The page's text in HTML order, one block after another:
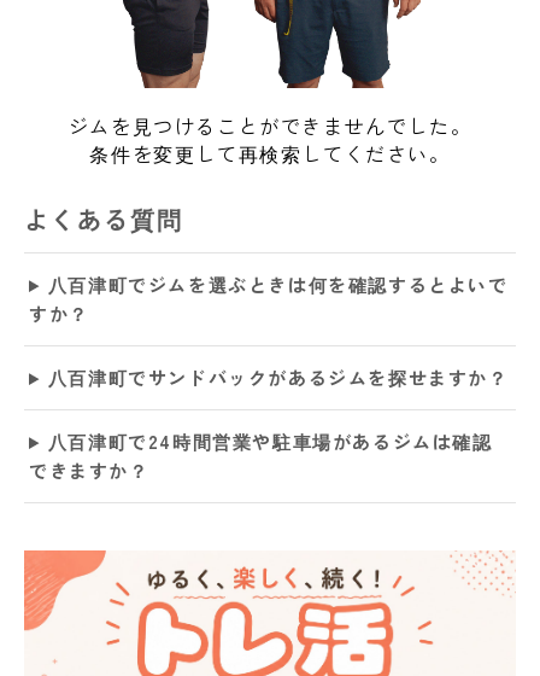
ジムを見つけることができませんでした。
条件を変更して再検索してください。
よくある質問
八百津町でジムを選ぶときは何を確認するとよいで
すか？
八百津町でサンドバックがあるジムを探せますか？
八百津町で24時間営業や駐車場があるジムは確認
できますか？